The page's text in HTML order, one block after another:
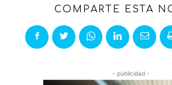
COMPARTE ESTA
- publicidad -